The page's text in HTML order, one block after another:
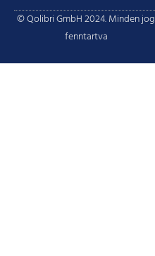
© Qolibri GmbH 2024. Minden jog
fenntartva